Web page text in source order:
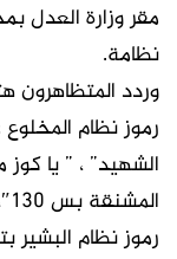
مقر وزارة العدل
نظامة.
وردد المتظاهرون
رموز نظام
الشهيد” ، ” يا
رموز نظام البشير